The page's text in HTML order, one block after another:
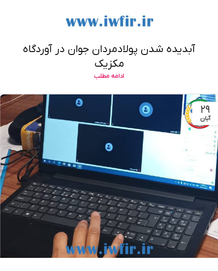
آبدیده شدن پولادمردان جوان در آوردگاه
مکزیک
ادامه مطلب
۲۹
آبان